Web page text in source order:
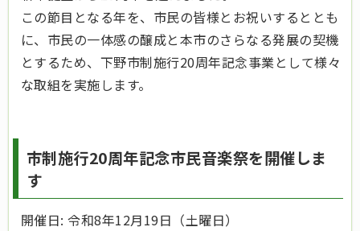
この節目となる年を、市民の皆様とお祝いするととも
に、市民の一体感の醸成と本市のさらなる発展の契機
とするため、下野市制施行20周年記念事業として様々
な取組を実施します。
市制施行20周年記念市民音楽祭を開催しま
す
開催日: 令和8年12月19日（土曜日）